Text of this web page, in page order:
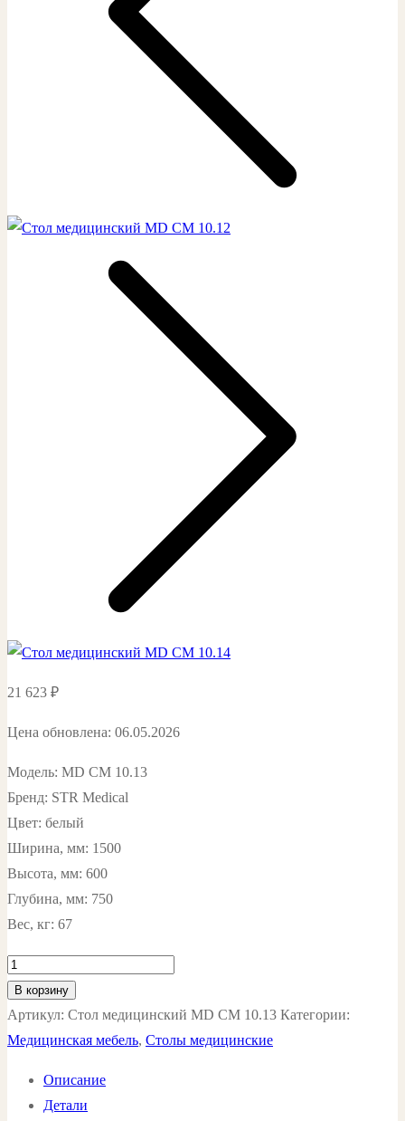
21 623 ₽
Цена обновлена: 06.05.2026
Модель: MD СМ 10.13
Бренд: STR Medical
Цвет: белый
Ширина, мм: 1500
Высота, мм: 600
Глубина, мм: 750
Вес, кг: 67
Количество
товара
Стол
медицинский
В корзину
Артикул: Стол медицинский MD СМ 10.13 Категории:
Медицинская мебель, Столы медицинские
Описание
Детали